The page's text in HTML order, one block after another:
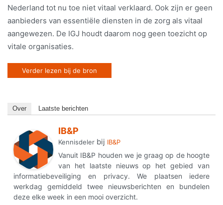
Nederland tot nu toe niet vitaal verklaard. Ook zijn er geen
aanbieders van essentiële diensten in de zorg als vitaal
aangewezen. De IGJ houdt daarom nog geen toezicht op
vitale organisaties.
Verder lezen bij de bron
Over Laatste berichten
IB&P
Kennisdeler bij IB&P
Vanuit IB&P houden we je graag op de hoogte
van het laatste nieuws op het gebied van
informatiebeveiliging en privacy. We plaatsen iedere
werkdag gemiddeld twee nieuwsberichten en bundelen
deze elke week in een mooi overzicht.